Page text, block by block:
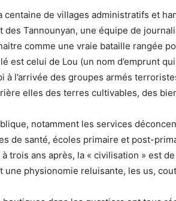
centaine de villages administratifs et
des Tannounyan, une équipe de
comme une vraie bataille rangée
est celui de Lou (un nom d’emprunt
à l’arrivée des groupes armés
elles des terres cultivables, des
notamment les services
de santé, écoles primaire et post-
trois ans après, la « civilisation » est
une physionomie reluisante, les us,